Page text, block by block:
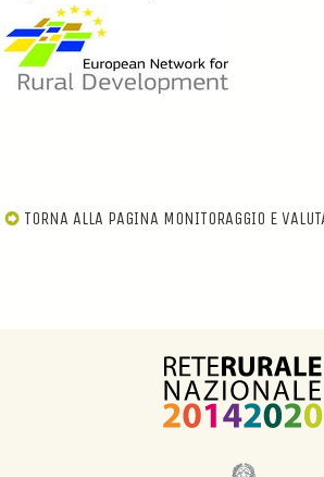
TORNA ALLA PAGINA MONITORAGGIO E